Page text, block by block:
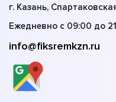
г. Казань,
Ежедневно с 09:00 до
info@fiksremkzn.ru